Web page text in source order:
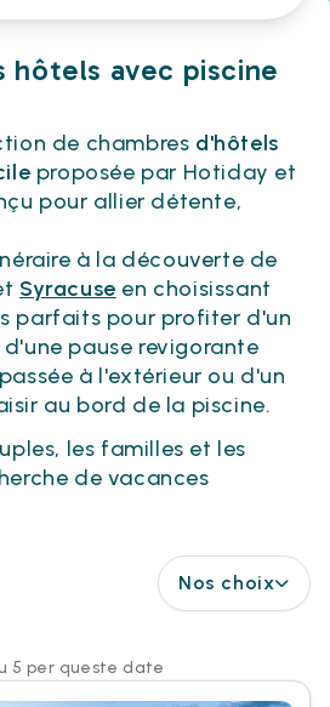
hôtels avec piscine
de chambres d'hôtels
proposée par Hotiday et
pour allier détente,
à la découverte de
Syracuse en choisissant
parfaits pour profiter d'un
pause revigorante
à l'extérieur ou d'un
au bord de la piscine.
les familles et les
de vacances
Nos choix
5 per queste date